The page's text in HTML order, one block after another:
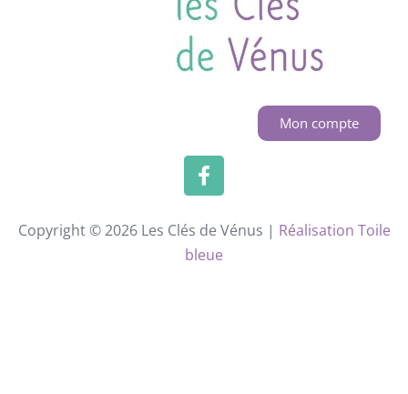
Mon compte
Copyright © 2026 Les Clés de Vénus | Réalisation Toile
bleue